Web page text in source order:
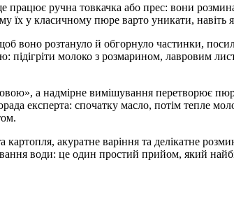
ручна товкачка або прес: вони
їх у класичному пюре варто уникати,
воно розтануло й обгорнуло частинки,
молоко з розмарином, лавровим
а надмірне вимішування перетворює
експерта: спочатку масло, потім тепле
акуратне варіння та делікатне
води: це один простий прийом, який